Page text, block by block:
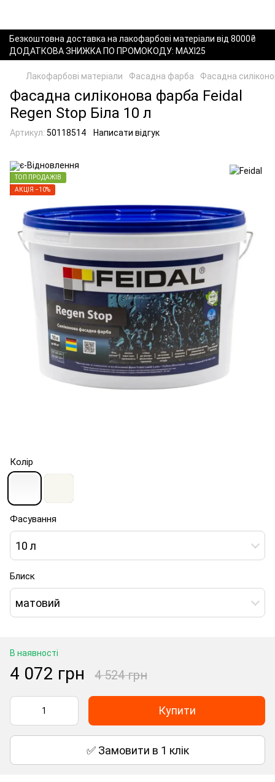
Безкоштовна доставка на лакофарбові матеріали від 8000₴
ДОДАТКОВА ЗНИЖКА ПО ПРОМОКОДУ: MAXI25
Лакофарбові матеріали Фасадна фарба Фасадна
Фасадна силіконова фарба Feidal
Regen Stop Біла 10 л
Артикул: 50118514 Написати відгук
ТОП ПРОДАЖІВ
АКЦІЯ −10%
Колір
Фасування
10 л
Блиск
матовий
В наявності
4 072 грн 4 524 грн
Купити
✅ Замовити в 1 клік